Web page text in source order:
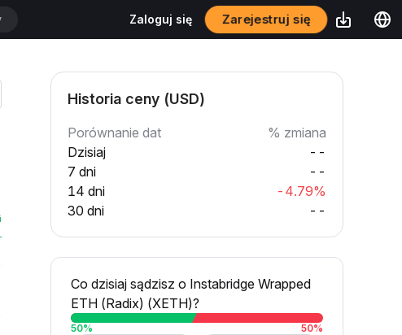
Zaloguj się Zarejestruj się
Historia ceny (USD)
Porównanie dat
% zmiana
Dzisiaj
--
7 dni
--
14 dni
-4.79%
30 dni
--
Co dzisiaj sądzisz o Instabridge Wrapped
ETH (Radix) (XETH)?
50% 50%